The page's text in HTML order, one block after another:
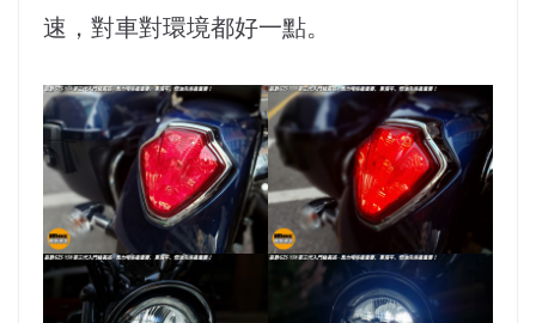
速，對車對環境都好一點。